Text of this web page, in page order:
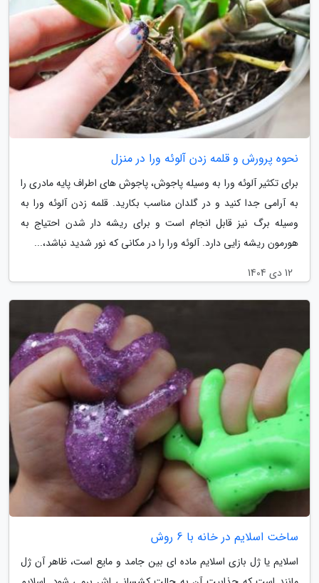
نحوه پرورش و قلمه زدن آلوئه ورا در منزل
برای تکثیر آلوئه ورا به وسیله پاجوش، پاجوش های اطراف پایه مادری را
به آرامی جدا کنید و در گلدان مناسب بکارید. قلمه زدن آلوئه ورا به
وسیله برگ نیز قابل انجام است و برای ریشه دار شدن احتیاج به
هورمون ریشه زایی دارد. آلوئه ورا را در مکانى که نور شدید نباشد،...
12 دی 1404
ساخت اسلایم در خانه با 6 روش
اسلایم یا ژل بازی اسلایم ماده ای بین جامد و مایع است، ظاهر آن ژل